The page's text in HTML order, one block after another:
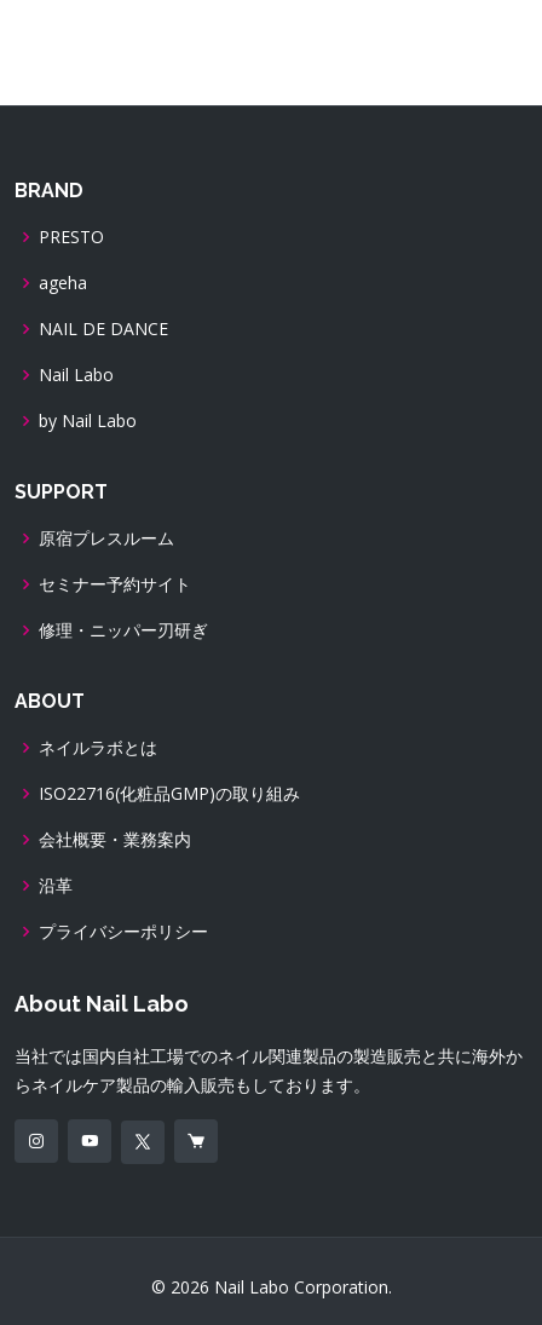
BRAND
PRESTO
ageha
NAIL DE DANCE
Nail Labo
by Nail Labo
SUPPORT
原宿プレスルーム
セミナー予約サイト
修理・ニッパー刃研ぎ
ABOUT
ネイルラボとは
ISO22716(化粧品GMP)の取り組み
会社概要・業務案内
沿革
プライバシーポリシー
About Nail Labo
当社では国内自社工場でのネイル関連製品の製造販売と共に海外か
らネイルケア製品の輸入販売もしております。
© 2026 Nail Labo Corporation.